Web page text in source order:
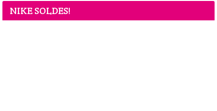
NIKE SOLDES!